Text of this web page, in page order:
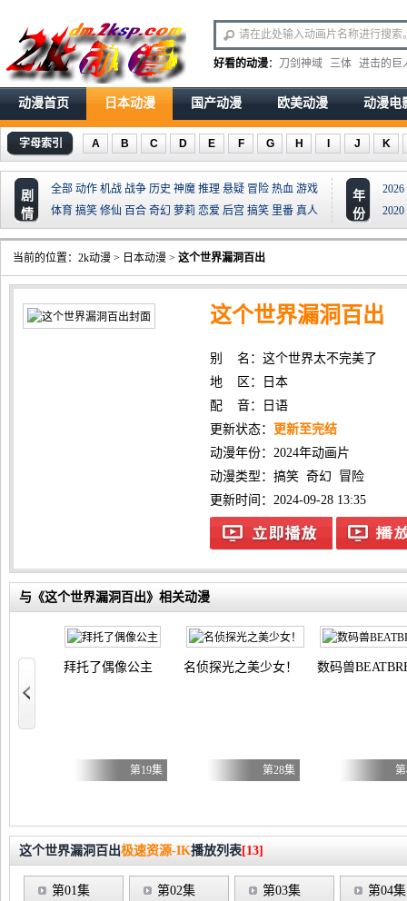
好看的动漫： 刀剑神域 三体 进击的巨
动漫首页 日本动漫 国产动漫 欧美动漫 动漫电
字母索引 A B C D E F G H J K
剧
情
全部 动作 机战 战争 历史 神魔 推理 悬疑 冒险 热血 游戏
体育 搞笑 修仙 百合 奇幻 萝莉 恋爱 后宫 搞笑 里番 真人
年
份
2026
2020
当前的位置： 2k动漫 > 日本动漫 > 这个世界漏洞百出
这个世界漏洞百出
别 名：这个世界太不完美了
地 区：日本
配 音：日语
更新状态：
更新至完结
动漫年份： 2024年动画片
动漫类型： 搞笑 奇幻
冒险
更新时间：2024-09-28 13:35
与《这个世界漏洞百出》相关动漫
第四季
拜托了偶像公主
第19集
名侦探光之美少女！
第28集
数码兽
这个世界漏洞百出极速资源-IK播放列表[13]
第01集 第02集 第03集 第04集